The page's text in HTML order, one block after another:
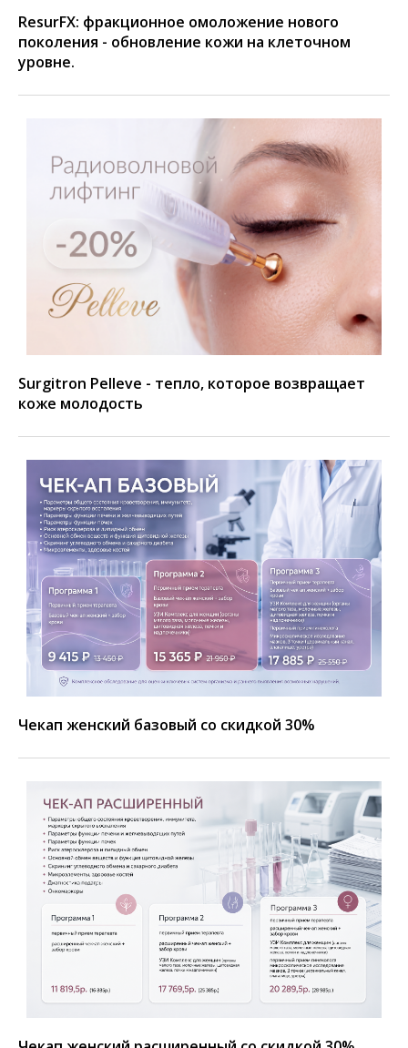
ResurFX: фракционное омоложение нового
поколения - обновление кожи на клеточном
уровне.
Surgitron Pelleve - тепло, которое возвращает
коже молодость
Чекап женский базовый со скидкой 30%